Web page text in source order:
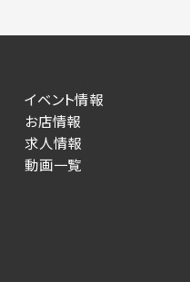
イベント情報
お店情報
求人情報
動画一覧